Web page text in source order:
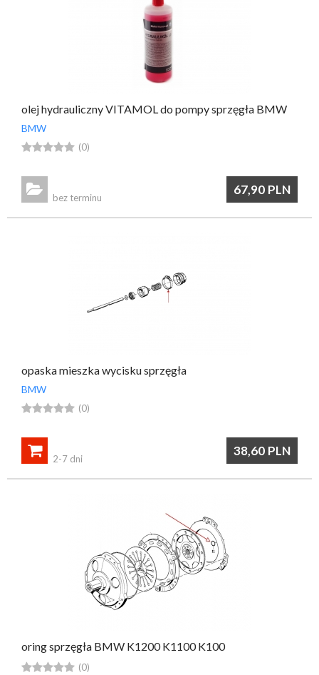
olej hydrauliczny VITAMOL do pompy sprzęgła BMW
BMW
 (0)
67,90 PLN

bez terminu
opaska mieszka wycisku sprzęgła
BMW
 (0)
38,60 PLN

2-7 dni
oring sprzęgła BMW K1200 K1100 K100
 (0)